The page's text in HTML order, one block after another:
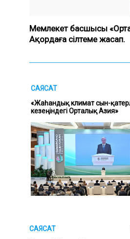
Мемлекет басшысы
Ақордаға сілтеме жасап.
САЯСАТ
«Жаһандық климат сын-
кезеңіндегі Орталық Азия»
САЯСАТ